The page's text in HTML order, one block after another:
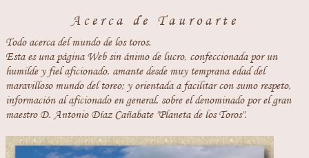
Acerca de Tauroarte
Todo acerca del mundo de los toros.
Esta es una página Web sin ánimo de lucro, confeccionada por un
humilde y fiel aficionado, amante desde muy temprana edad del
maravilloso mundo del toreo; y orientada a facilitar con sumo respeto,
información al aficionado en general, sobre el denominado por el gran
maestro D. Antonio Díaz Cañabate "Planeta de los Toros".